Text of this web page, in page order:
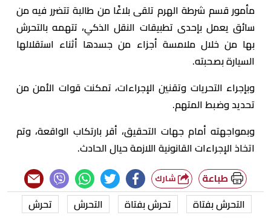
مأمور قسم شرطة الهرم تلقى بلاغًا من طالبة تتضرر فيه من
سائق يعمل بإحدى تطبيقات النقل الذكي، تتهمه بالتحرش
بها من خلال ملامسة أجزاء من جسدها أثناء استقلالها
السيارة بصحبته.
وبإجراء التحريات وتقنين الإجراءات، تمكنت قوات الأمن من
تحديد وضبط المتهم.
وبمواجهته أمام جهات التحقيق، أقر بارتكاب الواقعة، وتم
اتخاذ الإجراءات القانونية اللازمة حيال الحادث.
طباعة
التحرش بفتاة تحرش بفتاة التحرش
تحرش